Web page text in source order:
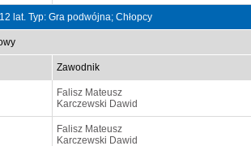
lat. Typ: Gra podwójna; Chłopcy
Zawodnik
Falisz Mateusz
Karczewski Dawid
Falisz Mateusz
Karczewski Dawid